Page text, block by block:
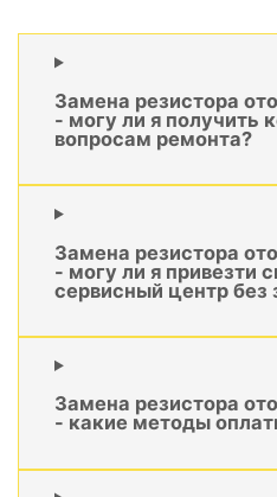
Замена резистора
- могу ли я получить
вопросам ремонта?
Замена резистора
- могу ли я привезти
сервисный центр без
Замена резистора
- какие методы